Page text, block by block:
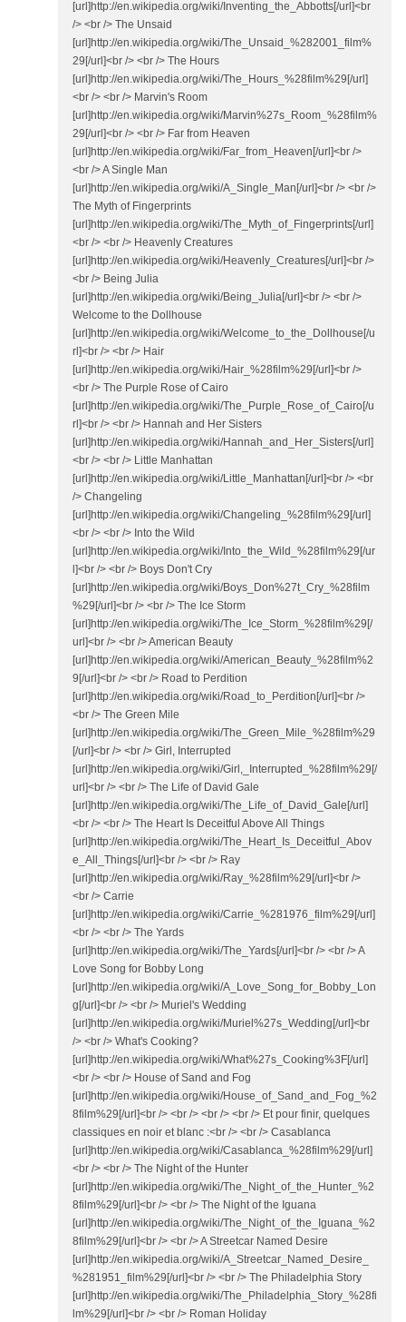
[url]http://en.wikipedia.org/wiki/Inventing_the_Abbotts[/url]<br
/> <br /> The Unsaid
[url]http://en.wikipedia.org/wiki/The_Unsaid_%282001_film%
29[/url]<br /> <br /> The Hours
[url]http://en.wikipedia.org/wiki/The_Hours_%28film%29[/url]
<br /> <br /> Marvin's Room
[url]http://en.wikipedia.org/wiki/Marvin%27s_Room_%28film%
29[/url]<br /> <br /> Far from Heaven
[url]http://en.wikipedia.org/wiki/Far_from_Heaven[/url]<br />
<br /> A Single Man
[url]http://en.wikipedia.org/wiki/A_Single_Man[/url]<br /> <br />
The Myth of Fingerprints
[url]http://en.wikipedia.org/wiki/The_Myth_of_Fingerprints[/url]
<br /> <br /> Heavenly Creatures
[url]http://en.wikipedia.org/wiki/Heavenly_Creatures[/url]<br />
<br /> Being Julia
[url]http://en.wikipedia.org/wiki/Being_Julia[/url]<br /> <br />
Welcome to the Dollhouse
[url]http://en.wikipedia.org/wiki/Welcome_to_the_Dollhouse[/u
rl]<br /> <br /> Hair
[url]http://en.wikipedia.org/wiki/Hair_%28film%29[/url]<br />
<br /> The Purple Rose of Cairo
[url]http://en.wikipedia.org/wiki/The_Purple_Rose_of_Cairo[/u
rl]<br /> <br /> Hannah and Her Sisters
[url]http://en.wikipedia.org/wiki/Hannah_and_Her_Sisters[/url]
<br /> <br /> Little Manhattan
[url]http://en.wikipedia.org/wiki/Little_Manhattan[/url]<br /> <br
/> Changeling
[url]http://en.wikipedia.org/wiki/Changeling_%28film%29[/url]
<br /> <br /> Into the Wild
[url]http://en.wikipedia.org/wiki/Into_the_Wild_%28film%29[/ur
l]<br /> <br /> Boys Don't Cry
[url]http://en.wikipedia.org/wiki/Boys_Don%27t_Cry_%28film
%29[/url]<br /> <br /> The Ice Storm
[url]http://en.wikipedia.org/wiki/The_Ice_Storm_%28film%29[/
url]<br /> <br /> American Beauty
[url]http://en.wikipedia.org/wiki/American_Beauty_%28film%2
9[/url]<br /> <br /> Road to Perdition
[url]http://en.wikipedia.org/wiki/Road_to_Perdition[/url]<br />
<br /> The Green Mile
[url]http://en.wikipedia.org/wiki/The_Green_Mile_%28film%29
[/url]<br /> <br /> Girl, Interrupted
[url]http://en.wikipedia.org/wiki/Girl,_Interrupted_%28film%29[/
url]<br /> <br /> The Life of David Gale
[url]http://en.wikipedia.org/wiki/The_Life_of_David_Gale[/url]
<br /> <br /> The Heart Is Deceitful Above All Things
[url]http://en.wikipedia.org/wiki/The_Heart_Is_Deceitful_Abov
e_All_Things[/url]<br /> <br /> Ray
[url]http://en.wikipedia.org/wiki/Ray_%28film%29[/url]<br />
<br /> Carrie
[url]http://en.wikipedia.org/wiki/Carrie_%281976_film%29[/url]
<br /> <br /> The Yards
[url]http://en.wikipedia.org/wiki/The_Yards[/url]<br /> <br /> A
Love Song for Bobby Long
[url]http://en.wikipedia.org/wiki/A_Love_Song_for_Bobby_Lon
g[/url]<br /> <br /> Muriel's Wedding
[url]http://en.wikipedia.org/wiki/Muriel%27s_Wedding[/url]<br
/> <br /> What's Cooking?
[url]http://en.wikipedia.org/wiki/What%27s_Cooking%3F[/url]
<br /> <br /> House of Sand and Fog
[url]http://en.wikipedia.org/wiki/House_of_Sand_and_Fog_%2
8film%29[/url]<br /> <br /> <br /> <br /> Et pour finir, quelques
classiques en noir et blanc :<br /> <br /> Casablanca
[url]http://en.wikipedia.org/wiki/Casablanca_%28film%29[/url]
<br /> <br /> The Night of the Hunter
[url]http://en.wikipedia.org/wiki/The_Night_of_the_Hunter_%2
8film%29[/url]<br /> <br /> The Night of the Iguana
[url]http://en.wikipedia.org/wiki/The_Night_of_the_Iguana_%2
8film%29[/url]<br /> <br /> A Streetcar Named Desire
[url]http://en.wikipedia.org/wiki/A_Streetcar_Named_Desire_
%281951_film%29[/url]<br /> <br /> The Philadelphia Story
[url]http://en.wikipedia.org/wiki/The_Philadelphia_Story_%28fi
lm%29[/url]<br /> <br /> Roman Holiday